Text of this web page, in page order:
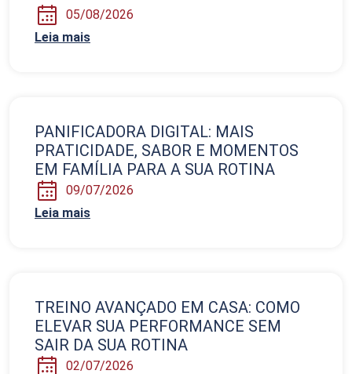
05/08/2026
Leia mais
PANIFICADORA DIGITAL: MAIS
PRATICIDADE, SABOR E MOMENTOS
EM FAMÍLIA PARA A SUA ROTINA
09/07/2026
Leia mais
TREINO AVANÇADO EM CASA: COMO
ELEVAR SUA PERFORMANCE SEM
SAIR DA SUA ROTINA
02/07/2026